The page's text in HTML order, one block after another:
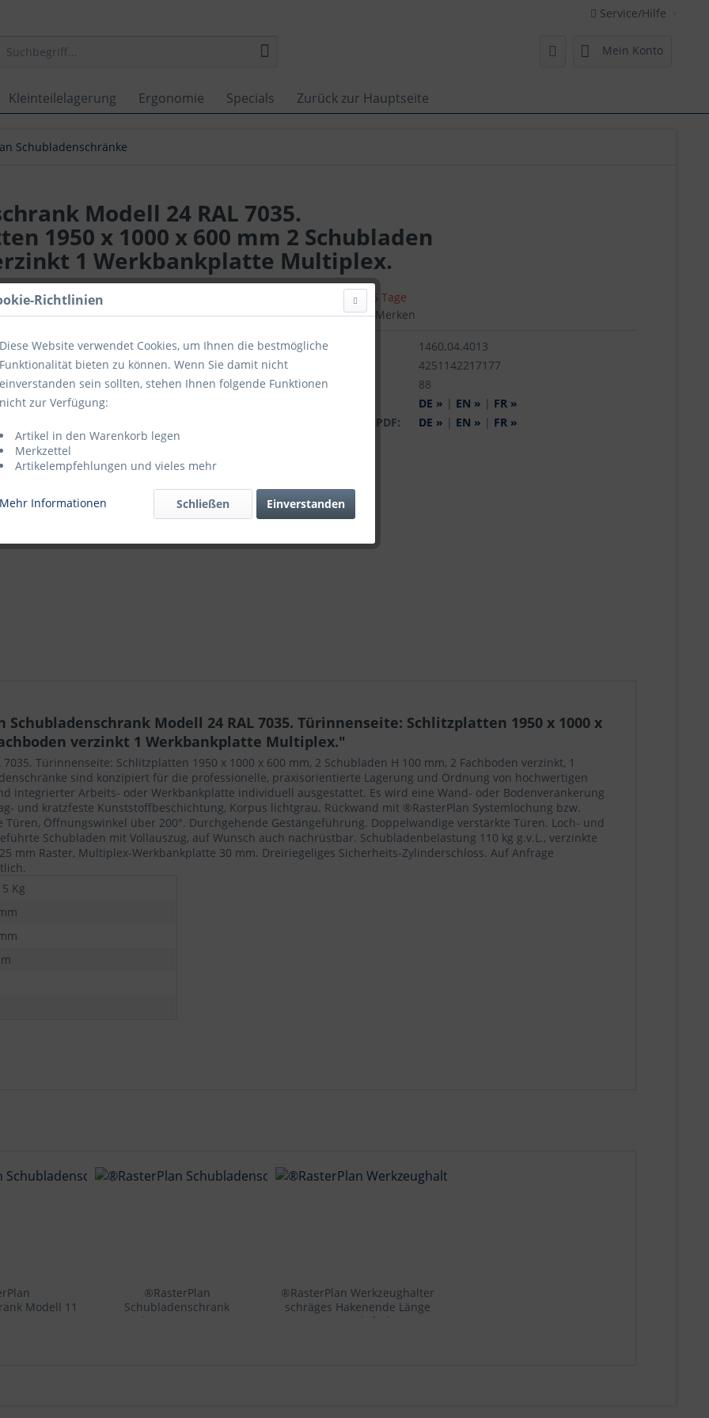
Service/Hilfe
Mein Konto
Kleinteilelagerung Ergonomie Specials Zurück zur Hauptseite
Schubladenschränke
Modell 24 RAL 7035.
1950 x 1000 x 600 mm 2 Schubladen
1 Werkbankplatte Multiplex.
Lieferzeit ca. 5 Tage
Vergleichen
Merken
Artikel-Nr.:
1460.04.4013
GTIN-/EAN-Nr.:
4251142217177
Katalogseite:
88
DE » | EN » | FR »
Katalogseite als PDF:
DE » | EN » | FR »
Modell 24 RAL 7035. Türinnenseite: Schlitzplatten 1950 x 1000 x
verzinkt 1 Werkbankplatte Multiplex."
Türinnenseite: Schlitzplatten 1950 x 1000 x 600 mm, 2 Schubladen H 100 mm, 2 Fachboden verzinkt, 1
sind konzipiert für die professionelle, praxisorientierte Lagerung und Ordnung von hochwertigen
integrierter Arbeits- oder Werkbankplatte individuell ausgestattet. Es wird eine Wand- oder Bodenverankerung
und kratzfeste Kunststoffbeschichtung, Korpus lichtgrau. Rückwand mit ®RasterPlan Systemlochung bzw.
Öffnungswinkel über 200°. Durchgehende Gestängeführung. Doppelwandige verstärkte Türen. Loch- und
Schubladen mit Vollauszug, auf Wunsch auch nachrüstbar. Schubladenbelastung 110 kg g.v.L., verzinkte
mm Raster, Multiplex-Werkbankplatte 30 mm. Dreiriegeliges Sicherheits-Zylinderschloss. Auf Anfrage
Kg
Modell 11
®RasterPlan
Schubladenschrank
Leergehäuse 1950 x 1000 x
®RasterPlan Werkzeughalter
schräges Hakenende Länge
200 mm Alufarben
Richtlinien
Diese Website verwendet Cookies, um Ihnen die bestmögliche
Funktionalität bieten zu können. Wenn Sie damit nicht
einverstanden sein sollten, stehen Ihnen folgende Funktionen
nicht zur Verfügung:
Artikel in den Warenkorb legen
Merkzettel
Artikelempfehlungen und vieles mehr
Mehr Informationen Einverstanden
Schließen